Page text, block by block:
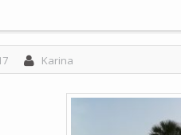
Karina